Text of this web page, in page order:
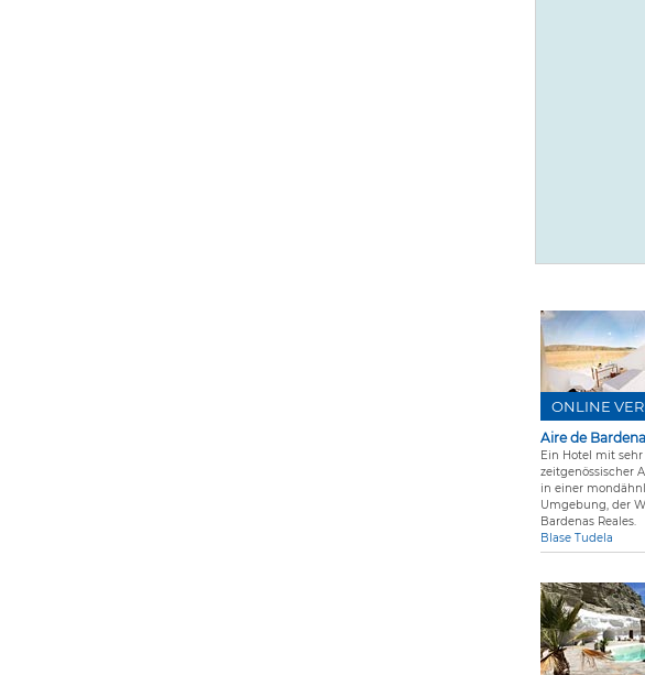
Aire de
Ein Hotel mit sehr
zeitgenössischer
in einer
Umgebung, der
Bardenas Reales.
Blase Tudela
ONLINE